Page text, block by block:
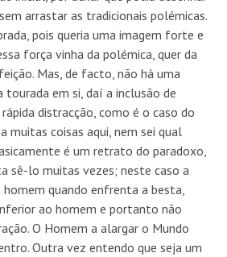
arrastar as tradicionais polémicas.
pois queria uma imagem forte e
força vinha da polémica, quer da
Mas, de facto, não há uma
em si, daí a inclusão de
distracção, como é o caso do
muitas coisas aqui, nem sei qual
é um retrato do paradoxo,
sê-lo muitas vezes; neste caso a
homem quando enfrenta a besta,
ao homem e portanto não
O Homem a alargar o Mundo
Outra vez entendo que seja um